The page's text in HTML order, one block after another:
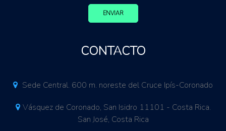
ENVIAR
CONTACTO
Sede Central. 600 m. noreste del Cruce Ipís-Coronado
Vásquez de Coronado, San Isidro 11101 - Costa Rica.
San José, Costa Rica